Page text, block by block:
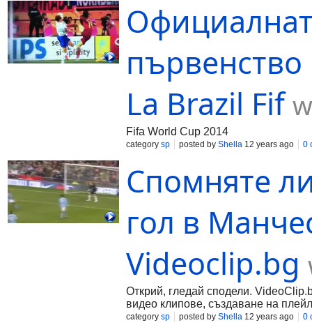
първенство
La Brazil Fif
Fifa World Cup 2014
category sp posted by Shella 12 years ago 0
Спомняте
гол в
Videoclip.bg
Открий, гледай сподели.
видео клипове, създаване на
category sp posted by Shella 12 years ago 0